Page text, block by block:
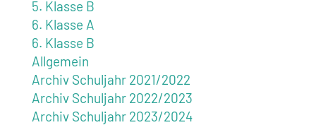
5. Klasse B
6. Klasse A
6. Klasse B
Allgemein
Archiv Schuljahr 2021/2022
Archiv Schuljahr 2022/2023
Archiv Schuljahr 2023/2024